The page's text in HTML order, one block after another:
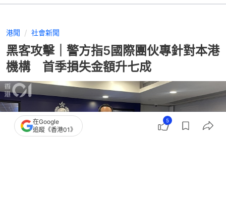
港聞 社會新聞
黑客攻擊｜警方指5國際團伙專針對本港
機構 首季損失金額升七成
在Google
追蹤《香港01》
5